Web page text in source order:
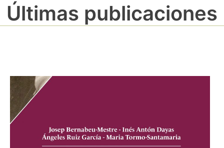
Últimas publicaciones